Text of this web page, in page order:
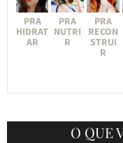
PRA
HIDRAT
AR
PRA
NUTRI
R
PRA
RECON
STRUI
R
O QUE